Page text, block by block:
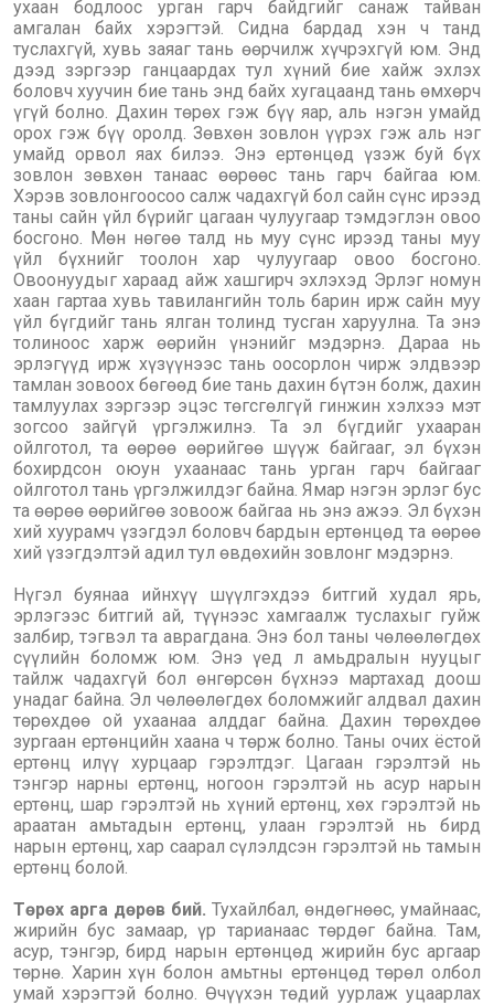
ухаан бодлоос урган гарч байдгийг санаж тайван
амгалан байх хэрэгтэй. Сидна бардад хэн ч танд
туслахгүй, хувь заяаг тань өөрчилж хүчрэхгүй юм. Энд
дээд зэргээр ганцаардах тул хүний бие хайж эхлэх
боловч хуучин бие тань энд байх хугацаанд тань өмхөрч
үгүй болно. Дахин төрөх гэж бүү яар, аль нэгэн умайд
орох гэж бүү оролд. Зөвхөн зовлон үүрэх гэж аль нэг
умайд орвол яах билээ. Энэ ертөнцөд үзэж буй бүх
зовлон зөвхөн танаас өөрөөс тань гарч байгаа юм.
Хэрэв зовлонгоосоо салж чадахгүй бол сайн сүнс ирээд
таны сайн үйл бүрийг цагаан чулуугаар тэмдэглэн овоо
босгоно. Мөн нөгөө талд нь муу сүнс ирээд таны муу
үйл бүхнийг тоолон хар чулуугаар овоо босгоно.
Овоонуудыг хараад айж хашгирч эхлэхэд Эрлэг номун
хаан гартаа хувь тавилангийн толь барин ирж сайн муу
үйл бүгдийг тань ялган толинд тусган харуулна. Та энэ
толиноос харж өөрийн үнэнийг мэдэрнэ. Дараа нь
эрлэгүүд ирж хүзүүнээс тань оосорлон чирж элдвээр
тамлан зовоох бөгөөд бие тань дахин бүтэн болж, дахин
тамлуулах зэргээр эцэс төгсгөлгүй гинжин хэлхээ мэт
зогсоо зайгүй үргэлжилнэ. Та эл бүгдийг ухааран
ойлготол, та өөрөө өөрийгөө шүүж байгааг, эл бүхэн
бохирдсон оюун ухаанаас тань урган гарч байгааг
ойлготол тань үргэлжилдэг байна. Ямар нэгэн эрлэг бус
та өөрөө өөрийгөө зовоож байгаа нь энэ ажээ. Эл бүхэн
хий хуурамч үзэгдэл боловч бардын ертөнцөд та өөрөө
хий үзэгдэлтэй адил тул өвдөхийн зовлонг мэдэрнэ.
Нүгэл буянаа ийнхүү шүүлгэхдээ битгий худал ярь,
эрлэгээс битгий ай, түүнээс хамгаалж туслахыг гуйж
залбир, тэгвэл та аврагдана. Энэ бол таны чөлөөлөгдөх
сүүлийн боломж юм. Энэ үед л амьдралын нууцыг
тайлж чадахгүй бол өнгөрсөн бүхнээ мартахад доош
унадаг байна. Эл чөлөөлөгдөх боломжийг алдвал дахин
төрөхдөө ой ухаанаа алддаг байна. Дахин төрөхдөө
зургаан ертөнцийн хаана ч төрж болно. Таны очих ёстой
ертөнц илүү хурцаар гэрэлтдэг. Цагаан гэрэлтэй нь
тэнгэр нарны ертөнц, ногоон гэрэлтэй нь асур нарын
ертөнц, шар гэрэлтэй нь хүний ертөнц, хөх гэрэлтэй нь
араатан амьтадын ертөнц, улаан гэрэлтэй нь бирд
нарын ертөнц, хар саарал сүлэлдсэн гэрэлтэй нь тамын
ертөнц болой.
Төрөх арга дөрөв бий. Тухайлбал, өндөгнөөс, умайнаас,
жирийн бус замаар, үр тарианаас төрдөг байна. Там,
асур, тэнгэр, бирд нарын ертөнцөд жирийн бус аргаар
төрнө. Харин хүн болон амьтны ертөнцөд төрөл олбол
умай хэрэгтэй болно. Өчүүхэн төдий уурлаж уцаарлах